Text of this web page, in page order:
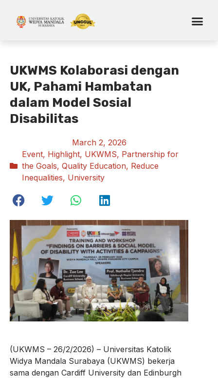
UKWMS Kolaborasi dengan
UK, Pahami Hambatan
dalam Model Sosial
Disabilitas
March 2, 2026
Event, Highlight, UKWMS, Partnership for
the Goals, Quality Education, Reduce
Inequalities, University
(UKWMS – 26/2/2026) – Universitas Katolik
Widya Mandala Surabaya (UKWMS) bekerja
sama dengan Cardiff University dan Edinburgh